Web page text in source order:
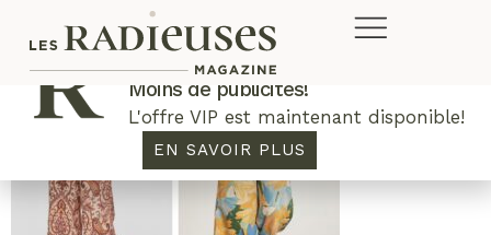
Plus de concours. Plus de rabais.
Moins de publicités!
L'offre VIP est maintenant disponible!
EN SAVOIR PLUS